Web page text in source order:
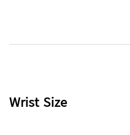
Wrist Size